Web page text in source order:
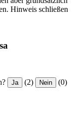
Hinweis schließen
Ja (2) Nein (0)